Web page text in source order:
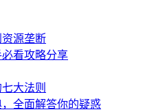
源垄断
看攻略分享
大法则
全面解答你的疑惑